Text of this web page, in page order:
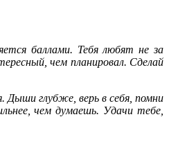
баллами. Тебя любят не за
чем планировал. Сделай
глубже, верь в себя, помни
чем думаешь. Удачи тебе,